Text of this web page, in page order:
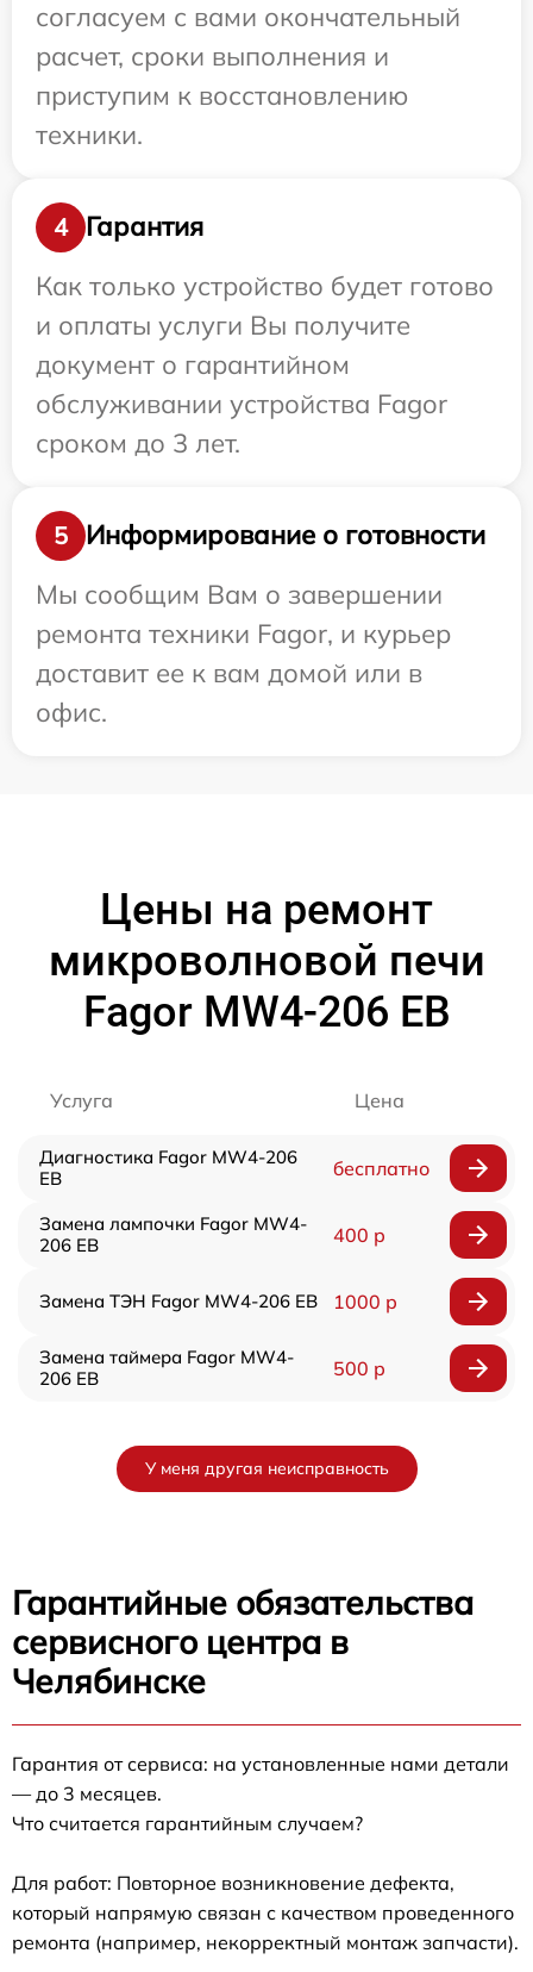
согласуем с вами окончательный
расчет, сроки выполнения и
приступим к восстановлению
техники.
4
Гарантия
Как только устройство будет готово
и оплаты услуги Вы получите
документ о гарантийном
обслуживании устройства Fagor
сроком до 3 лет.
5
Информирование о готовности
Мы сообщим Вам о завершении
ремонта техники Fagor, и курьер
доставит ее к вам домой или в
офис.
Цены на ремонт
микроволновой печи
Fagor MW4-206 EB
Услуга Цена
Диагностика Fagor MW4-206
EB
бесплатно
Замена лампочки Fagor MW4-
206 EB
400 р
Замена ТЭН Fagor MW4-206 EB 1000 р
Замена таймера Fagor MW4-
206 EB
500 р
У меня другая неисправность
Гарантийные обязательства
сервисного центра в
Челябинске
Гарантия от сервиса: на установленные нами детали
— до 3 месяцев.
Что считается гарантийным случаем?
Для работ: Повторное возникновение дефекта,
который напрямую связан с качеством проведенного
ремонта (например, некорректный монтаж запчасти).